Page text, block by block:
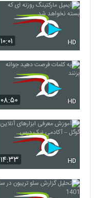
۱۰:۰۱ HD
۰۸:۵۰ HD
۱۴:۳۳ HD